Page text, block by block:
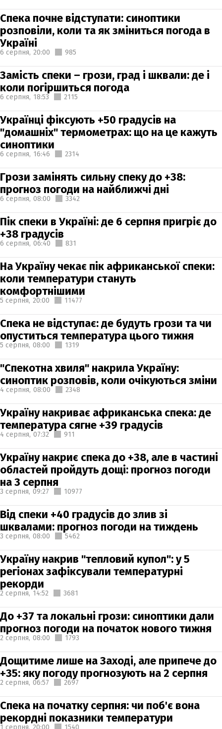
Спека почне відступати: синоптики
розповіли, коли та як зміниться погода в
Україні
6 серпня, 20:00 985
Замість спеки – грози, град і шквали: де і
коли погіршиться погода
6 серпня, 18:53 2115
Українці фіксують +50 градусів на
"домашніх" термометрах: що на це кажуть
синоптики
6 серпня, 16:46 2314
Грози замінять сильну спеку до +38:
прогноз погоди на найближчі дні
6 серпня, 08:00 3342
Пік спеки в Україні: де 6 серпня пригріє до
+38 градусів
6 серпня, 06:40 831
На Україну чекає пік африканської спеки:
коли температури стануть
комфортнішими
5 серпня, 20:00 11477
Спека не відступає: де будуть грози та чи
опуститься температура цього тижня
5 серпня, 08:00 1319
"Спекотна хвиля" накрила Україну:
синоптик розповів, коли очікуються зміни
4 серпня, 08:00 2348
Україну накриває африканська спека: де
температура сягне +39 градусів
4 серпня, 07:32 911
Україну накриє спека до +38, але в частині
областей пройдуть дощі: прогноз погоди
на 3 серпня
3 серпня, 09:27 10977
Від спеки +40 градусів до злив зі
шквалами: прогноз погоди на тиждень
3 серпня, 08:00 5462
Україну накрив "тепловий купол": у 5
регіонах зафіксували температурні
рекорди
2 серпня, 14:52 3681
До +37 та локальні грози: синоптики дали
прогноз погоди на початок нового тижня
2 серпня, 08:00 1793
Дощитиме лише на Заході, але припече до
+35: яку погоду прогнозують на 2 серпня
2 серпня, 06:57 2697
Спека на початку серпня: чи поб'є вона
рекордні показники температури
1 серпня, 20:00 1540